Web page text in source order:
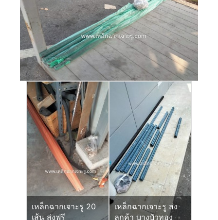
เหล็กฉากเจาะรู 20
เส้น ส่งฟรี
เหล็กฉากเจาะรู ส่ง
ลูกค้า บางบัวทอง